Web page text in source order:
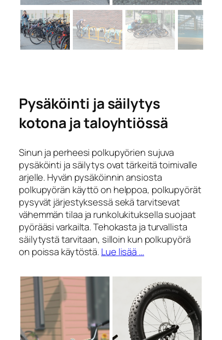
Pysäköinti ja säilytys
kotona ja taloyhtiössä
Sinun ja perheesi polkupyörien sujuva
pysäköinti ja säilytys ovat tärkeitä toimivalle
arjelle. Hyvän pysäköinnin ansiosta
polkupyörän käyttö on helppoa, polkupyörät
pysyvät järjestyksessä sekä tarvitsevat
vähemmän tilaa ja runkolukituksella suojaat
pyörääsi varkailta. Tehokasta ja turvallista
säilytystä tarvitaan, silloin kun polkupyörä
on poissa käytöstä. Lue lisää …